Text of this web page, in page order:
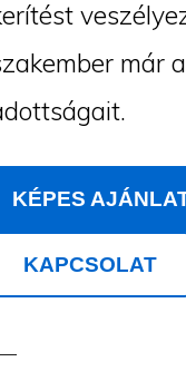
már
KÉPES
KAPCSOLAT